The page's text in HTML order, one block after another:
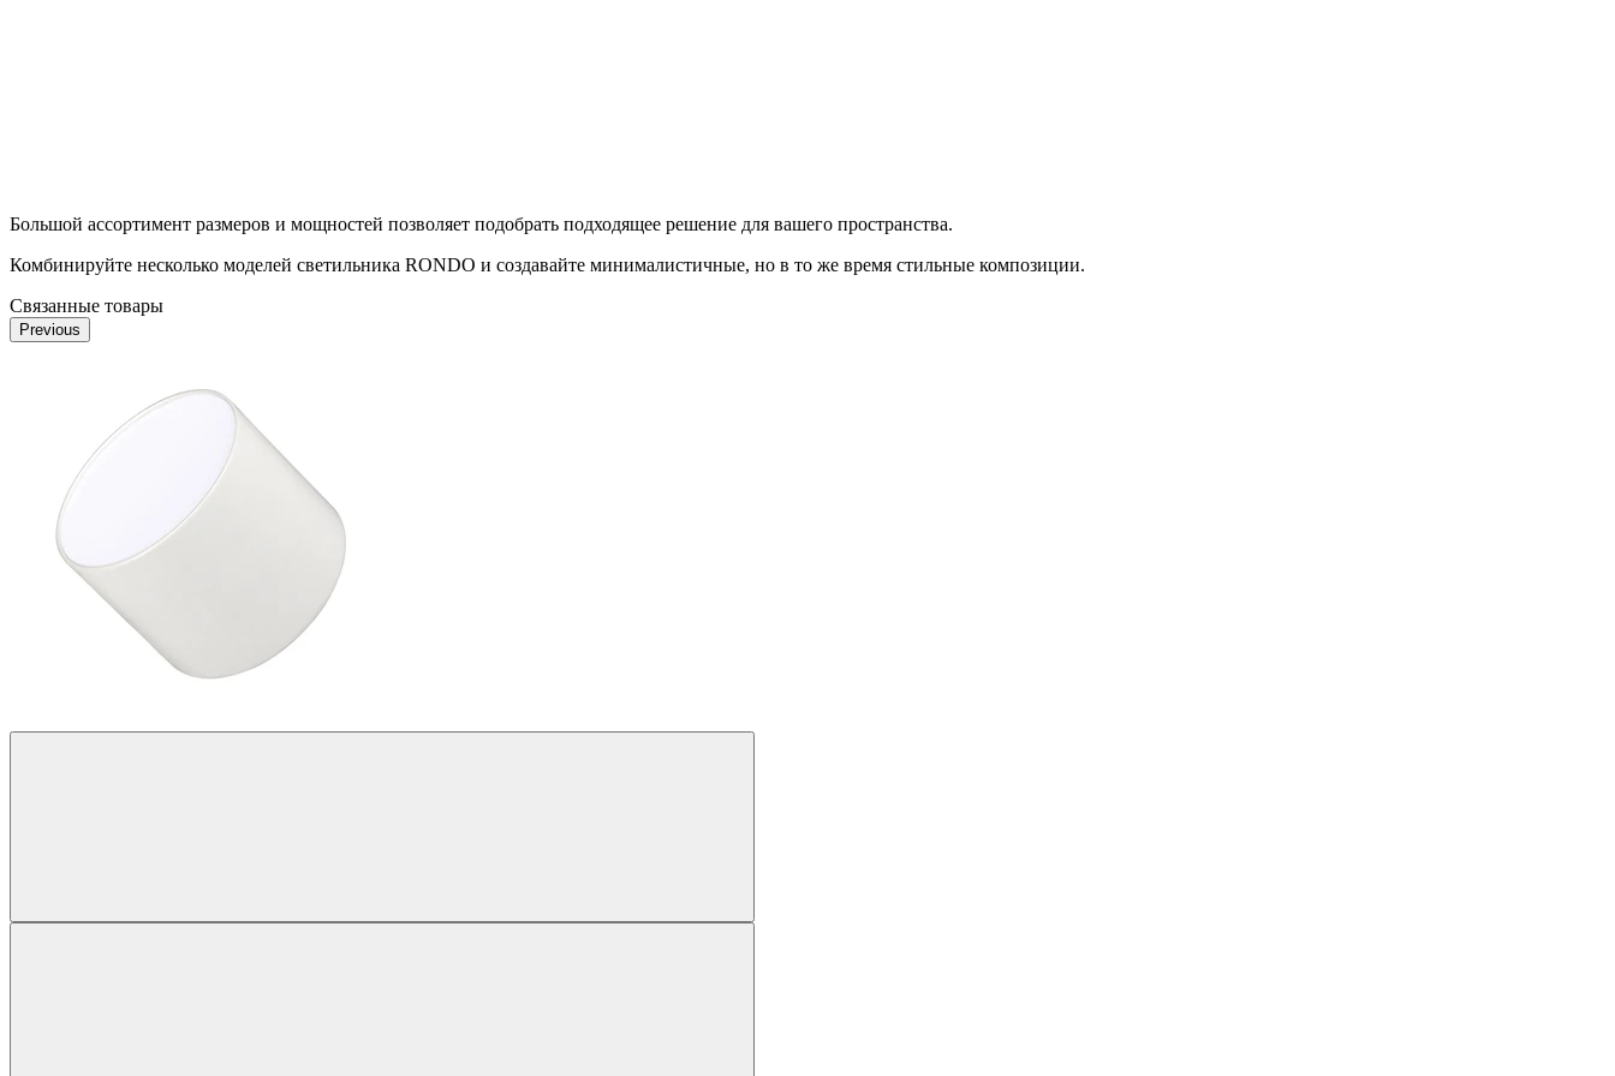
Большой ассортимент размеров и мощностей позволяет подобрать подходящее решение для вашего пространства.
Комбинируйте несколько моделей светильника RONDO и создавайте минималистичные, но в то же время стильные композиции.
Связанные товары
Previous